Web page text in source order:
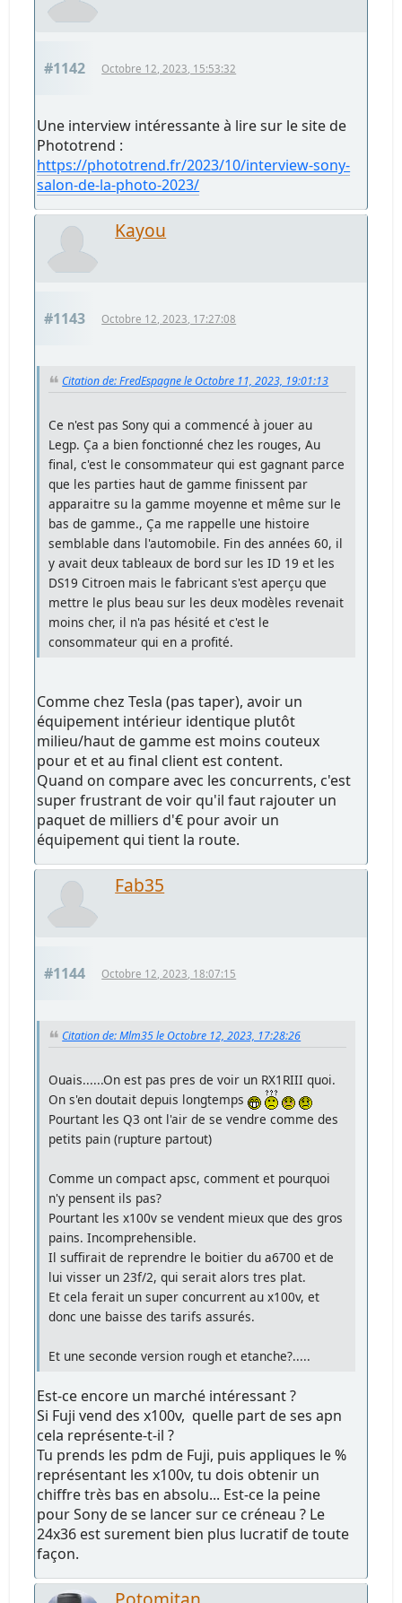
#1142 Octobre 12, 2023, 15:53:32
Une interview intéressante à lire sur le site de
Phototrend :
https://phototrend.fr/2023/10/interview-sony-
salon-de-la-photo-2023/
Kayou
#1143 Octobre 12, 2023, 17:27:08
Citation de: FredEspagne le Octobre 11, 2023, 19:01:13
Ce n'est pas Sony qui a commencé à jouer au
Legp. Ça a bien fonctionné chez les rouges, Au
final, c'est le consommateur qui est gagnant parce
que les parties haut de gamme finissent par
apparaitre su la gamme moyenne et même sur le
bas de gamme., Ça me rappelle une histoire
semblable dans l'automobile. Fin des années 60, il
y avait deux tableaux de bord sur les ID 19 et les
DS19 Citroen mais le fabricant s'est aperçu que
mettre le plus beau sur les deux modèles revenait
moins cher, il n'a pas hésité et c'est le
consommateur qui en a profité.
Comme chez Tesla (pas taper), avoir un
équipement intérieur identique plutôt
milieu/haut de gamme est moins couteux
pour et et au final client est content.
Quand on compare avec les concurrents, c'est
super frustrant de voir qu'il faut rajouter un
paquet de milliers d'€ pour avoir un
équipement qui tient la route.
Fab35
#1144 Octobre 12, 2023, 18:07:15
Citation de: Mlm35 le Octobre 12, 2023, 17:28:26
Ouais......On est pas pres de voir un RX1RIII quoi.
On s'en doutait depuis longtemps
Pourtant les Q3 ont l'air de se vendre comme des
petits pain (rupture partout)
Comme un compact apsc, comment et pourquoi
n'y pensent ils pas?
Pourtant les x100v se vendent mieux que des gros
pains. Incomprehensible.
Il suffirait de reprendre le boitier du a6700 et de
lui visser un 23f/2, qui serait alors tres plat.
Et cela ferait un super concurrent au x100v, et
donc une baisse des tarifs assurés.
Et une seconde version rough et etanche?.....
Est-ce encore un marché intéressant ?
Si Fuji vend des x100v, quelle part de ses apn
cela représente-t-il ?
Tu prends les pdm de Fuji, puis appliques le %
représentant les x100v, tu dois obtenir un
chiffre très bas en absolu... Est-ce la peine
pour Sony de se lancer sur ce créneau ? Le
24x36 est surement bien plus lucratif de toute
façon.